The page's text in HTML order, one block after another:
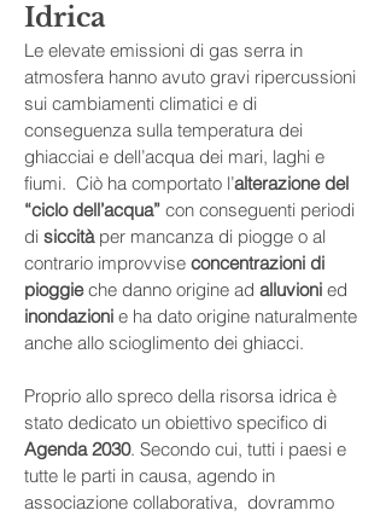
Idrica
Le elevate emissioni di gas serra in
atmosfera hanno avuto gravi ripercussioni
sui cambiamenti climatici e di
conseguenza sulla temperatura dei
ghiacciai e dell’acqua dei mari, laghi e
fiumi.  Ciò ha comportato l’alterazione del
“ciclo dell’acqua” con conseguenti periodi
di siccità per mancanza di piogge o al
contrario improvvise concentrazioni di
pioggie che danno origine ad alluvioni ed
inondazioni e ha dato origine naturalmente
anche allo scioglimento dei ghiacci.
Proprio allo spreco della risorsa idrica è
stato dedicato un obiettivo specifico di
Agenda 2030. Secondo cui, tutti i paesi e
tutte le parti in causa, agendo in
associazione collaborativa,  dovrammo